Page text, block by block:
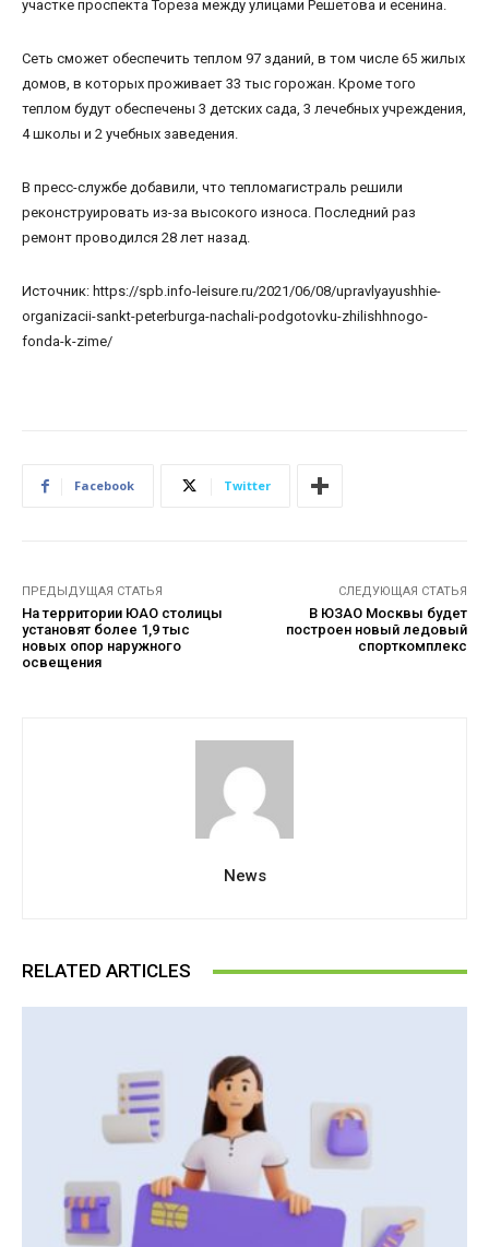
участке проспекта Тореза между улицами Решетова и есенина.
Сеть сможет обеспечить теплом 97 зданий, в том числе 65 жилых
домов, в которых проживает 33 тыс горожан. Кроме того
теплом будут обеспечены 3 детских сада, 3 лечебных учреждения,
4 школы и 2 учебных заведения.
В пресс-службе добавили, что тепломагистраль решили
реконструировать из-за высокого износа. Последний раз
ремонт проводился 28 лет назад.
Источник: https://spb.info-leisure.ru/2021/06/08/upravlyayushhie-
organizacii-sankt-peterburga-nachali-podgotovku-zhilishhnogo-
fonda-k-zime/
Facebook Twitter
ПРЕДЫДУЩАЯ СТАТЬЯ
На территории ЮАО столицы
установят более 1,9 тыс
новых опор наружного
освещения
СЛЕДУЮЩАЯ СТАТЬЯ
В ЮЗАО Москвы будет
построен новый ледовый
спорткомплекс
News
RELATED ARTICLES